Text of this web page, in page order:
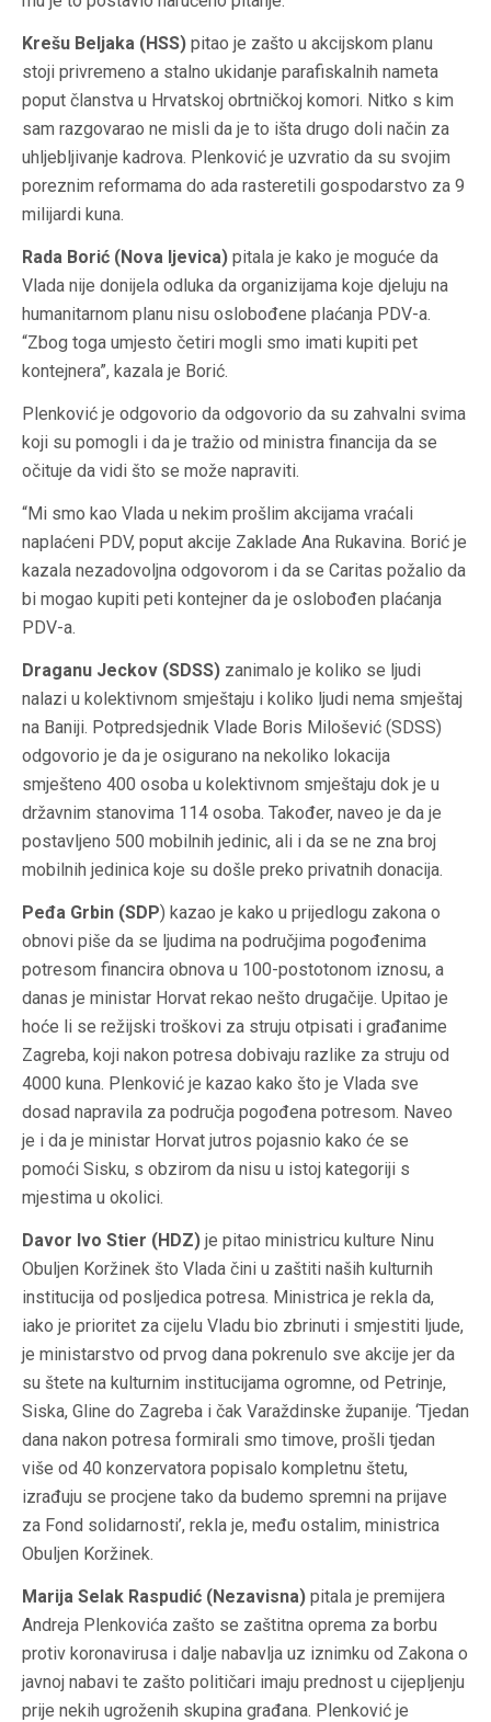
Krešu Beljaka (HSS) pitao je zašto u akcijskom planu
stoji privremeno a stalno ukidanje parafiskalnih nameta
poput članstva u Hrvatskoj obrtničkoj komori. Nitko s kim
sam razgovarao ne misli da je to išta drugo doli način za
uhljebljivanje kadrova. Plenković je uzvratio da su svojim
poreznim reformama do ada rasteretili gospodarstvo za 9
milijardi kuna.
Rada Borić (Nova ljevica) pitala je kako je moguće da
Vlada nije donijela odluka da organizijama koje djeluju na
humanitarnom planu nisu oslobođene plaćanja PDV-a.
“Zbog toga umjesto četiri mogli smo imati kupiti pet
kontejnera”, kazala je Borić.
Plenković je odgovorio da odgovorio da su zahvalni svima
koji su pomogli i da je tražio od ministra financija da se
očituje da vidi što se može napraviti.
“Mi smo kao Vlada u nekim prošlim akcijama vraćali
naplaćeni PDV, poput akcije Zaklade Ana Rukavina. Borić je
kazala nezadovoljna odgovorom i da se Caritas požalio da
bi mogao kupiti peti kontejner da je oslobođen plaćanja
PDV-a.
Draganu Jeckov (SDSS) zanimalo je koliko se ljudi
nalazi u kolektivnom smještaju i koliko ljudi nema smještaj
na Baniji. Potpredsjednik Vlade Boris Milošević (SDSS)
odgovorio je da je osigurano na nekoliko lokacija
smješteno 400 osoba u kolektivnom smještaju dok je u
državnim stanovima 114 osoba. Također, naveo je da je
postavljeno 500 mobilnih jedinic, ali i da se ne zna broj
mobilnih jedinica koje su došle preko privatnih donacija.
Peđa Grbin (SDP) kazao je kako u prijedlogu zakona o
obnovi piše da se ljudima na područjima pogođenima
potresom financira obnova u 100-postotonom iznosu, a
danas je ministar Horvat rekao nešto drugačije. Upitao je
hoće li se režijski troškovi za struju otpisati i građanime
Zagreba, koji nakon potresa dobivaju razlike za struju od
4000 kuna. Plenković je kazao kako što je Vlada sve
dosad napravila za područja pogođena potresom. Naveo
je i da je ministar Horvat jutros pojasnio kako će se
pomoći Sisku, s obzirom da nisu u istoj kategoriji s
mjestima u okolici.
Davor Ivo Stier (HDZ) je pitao ministricu kulture Ninu
Obuljen Koržinek što Vlada čini u zaštiti naših kulturnih
institucija od posljedica potresa. Ministrica je rekla da,
iako je prioritet za cijelu Vladu bio zbrinuti i smjestiti ljude,
je ministarstvo od prvog dana pokrenulo sve akcije jer da
su štete na kulturnim institucijama ogromne, od Petrinje,
Siska, Gline do Zagreba i čak Varaždinske županije. ‘Tjedan
dana nakon potresa formirali smo timove, prošli tjedan
više od 40 konzervatora popisalo kompletnu štetu,
izrađuju se procjene tako da budemo spremni na prijave
za Fond solidarnosti’, rekla je, među ostalim, ministrica
Obuljen Koržinek.
Marija Selak Raspudić (Nezavisna) pitala je premijera
Andreja Plenkovića zašto se zaštitna oprema za borbu
protiv koronavirusa i dalje nabavlja uz iznimku od Zakona o
javnoj nabavi te zašto političari imaju prednost u cijepljenju
prije nekih ugroženih skupina građana. Plenković je